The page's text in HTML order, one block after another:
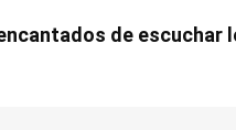
de escuchar